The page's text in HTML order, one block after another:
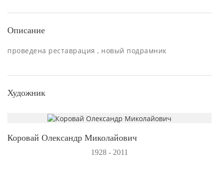
Описание
проведена реставрация , новый подрамник
Художник
Коровай Олександр Миколайович
1928 - 2011